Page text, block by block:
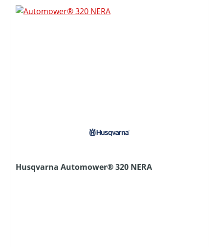
Husqvarna Automower® 320 NERA